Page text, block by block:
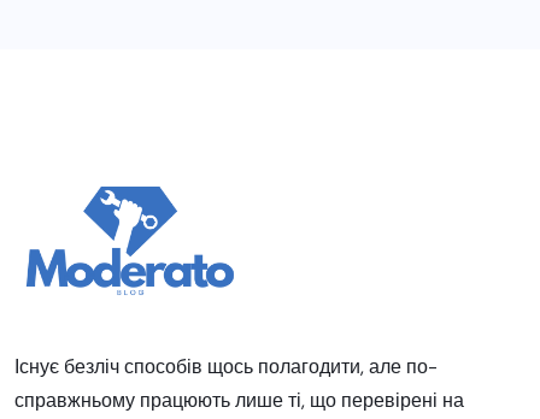
Існує безліч способів щось полагодити, але по-
справжньому працюють лише ті, що перевірені на